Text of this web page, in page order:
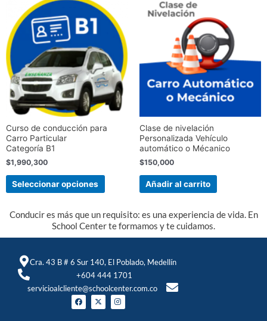
Curso de conducción para
Carro Particular
Categoría B1
$1,990,300
Seleccionar opciones
producto
tiene
múltiples
variantes.
Las
opciones
se
pueden
en
Clase de nivelación
Personalizada Vehículo
automático o Mécanico
$150,000
Añadir al carrito
Conducir es más que un requisito: es una experiencia de vida. En
School Center te formamos y te cuidamos.
Cra. 43 B # 6 Sur 140, El Poblado, Medellín
+604 444 1701
servicioalcliente@schoolcenter.com.co
F
a
c
X
-
t
I
n
s